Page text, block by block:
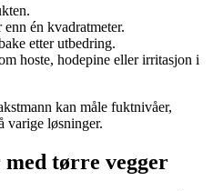
én kvadratmeter.
etter utbedring.
hoste, hodepine eller irritasjon i
kan måle fuktnivåer,
varige løsninger.
tørre vegger